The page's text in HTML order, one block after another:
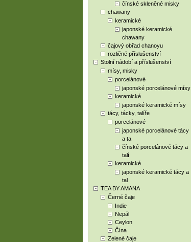
čínské skleněné misky
chawany
keramické
japonské keramické
chawany
čajový obřad chanoyu
rozličné příslušenství
Stolní nádobí a příslušenství
mísy, misky
porcelánové
japonské porcelánové mísy
keramické
japonské keramické mísy
tácy, tácky, talíře
porcelánové
japonské porcelánové tácy
a ta
čínské porcelánové tácy a
talí
keramické
japonské keramické tácy a
tal
TEA BY AMANA
Černé čaje
Indie
Nepál
Ceylon
Čína
Zelené čaje